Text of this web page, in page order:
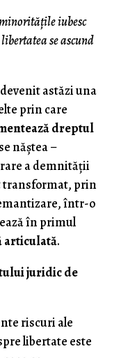
iubesc
se ascund
astăzi una
prin care
dreptul
năștea –
a demnității
transformat, prin
într-o
în primul
articulată.
juridic de
riscuri ale
libertate este